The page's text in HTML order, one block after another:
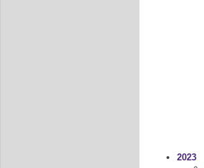
2023